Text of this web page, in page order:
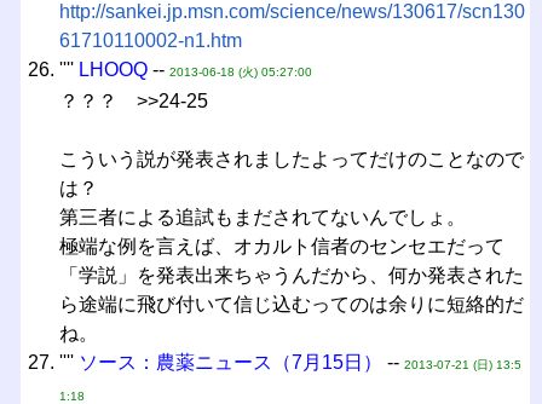
http://sankei.jp.msn.com/science/news/130617/scn130
61710110002-n1.htm
'''' LHOOQ-- 2013-06-18 (火) 05:27:00
？？？ >>24-25
こういう説が発表されましたよってだけのことなので
は？
第三者による追試もまだされてないんでしょ。
極端な例を言えば、オカルト信者のセンセエだって
「学説」を発表出来ちゃうんだから、何か発表された
ら途端に飛び付いて信じ込むってのは余りに短絡的だ
ね。
'''' ソース：農薬ニュース（7月15日） -- 2013-07-21 (日) 13:5
1:18